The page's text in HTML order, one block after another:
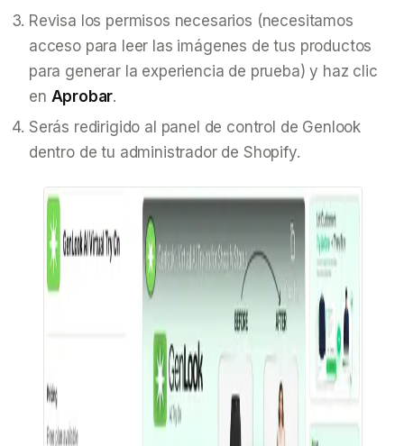
Revisa los permisos necesarios (necesitamos
acceso para leer las imágenes de tus productos
para generar la experiencia de prueba) y haz clic
en Aprobar.
Serás redirigido al panel de control de Genlook
dentro de tu administrador de Shopify.